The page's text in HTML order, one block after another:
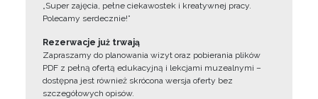
„Super zajęcia, pełne ciekawostek i kreatywnej pracy.
Polecamy serdecznie!”
Rezerwacje już trwają
Zapraszamy do planowania wizyt oraz pobierania plików
PDF z pełną ofertą edukacyjną i lekcjami muzealnymi –
dostępna jest również skrócona wersja oferty bez
szczegółowych opisów.